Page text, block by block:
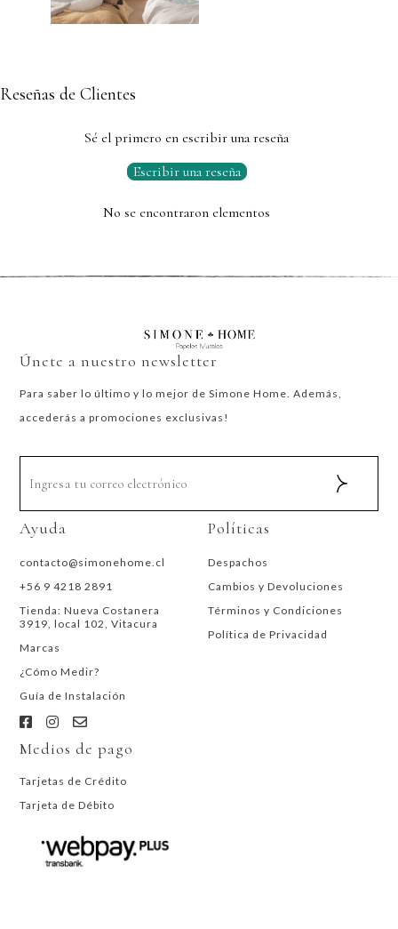
Reseñas de Clientes
Sé el primero en escribir una reseña
Escribir una reseña
No se encontraron elementos
Únete a nuestro newsletter
Para saber lo último y lo mejor de Simone Home. Además,
accederás a promociones exclusivas!
Ayuda
contacto@simonehome.cl
+56 9 4218 2891
Tienda: Nueva Costanera
3919, local 102, Vitacura
Marcas
¿Cómo Medir?
Guía de Instalación
Políticas
Despachos
Cambios y Devoluciones
Términos y Condiciones
Política de Privacidad
Medios de pago
Tarjetas de Crédito
Tarjeta de Débito